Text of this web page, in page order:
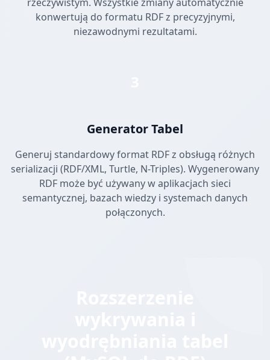
konwertują do formatu RDF z precyzyjnymi,
niezawodnymi rezultatami.
Generator Tabel
Generuj standardowy format RDF z obsługą różnych
serializacji (RDF/XML, Turtle, N-Triples). Wygenerowany
RDF może być używany w aplikacjach sieci
semantycznej, bazach wiedzy i systemach danych
połączonych.